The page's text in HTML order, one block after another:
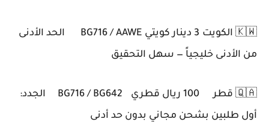
🇰🇼 الكويت 3 دينار كويتي BG716 / AAWE
الحد الأدنى
من الأدنى خليجياً — سهل التحقيق
🇶🇦 قطر 100 ريال قطري BG716 / BG642
الجدد:
أول طلبين بشحن مجاني بدون حد أدنى